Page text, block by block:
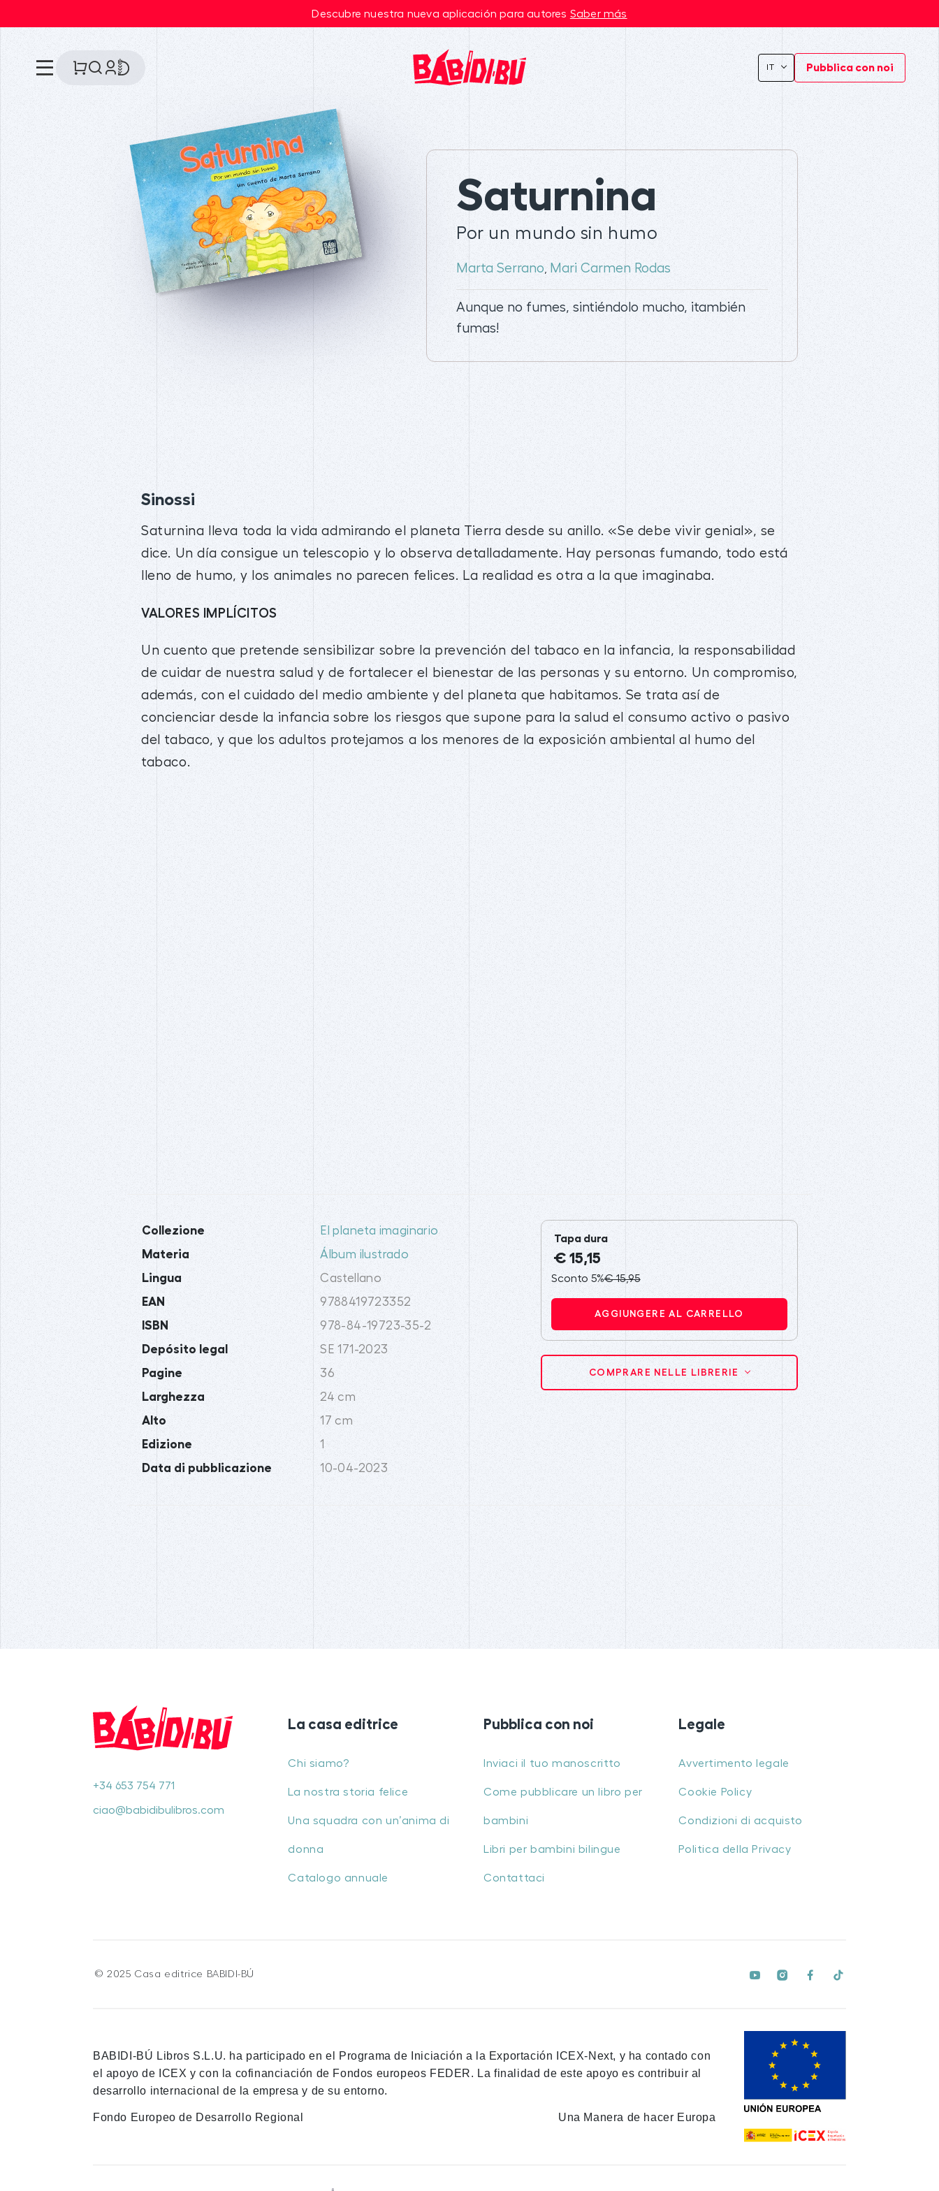
Descubre nuestra nueva aplicación para autores Saber más
IT Pubblica con noi
Saturnina
Por un mundo sin humo
Marta Serrano Mari Carmen Rodas
Aunque no fumes, sintiéndolo mucho, ¡también
fumas!
Sinossi
Saturnina lleva toda la vida admirando el planeta Tierra desde su anillo. «Se debe vivir genial», se
dice. Un día consigue un telescopio y lo observa detalladamente. Hay personas fumando, todo está
lleno de humo, y los animales no parecen felices. La realidad es otra a la que imaginaba.
VALORES IMPLÍCITOS
Un cuento que pretende sensibilizar sobre la prevención del tabaco en la infancia, la responsabilidad
de cuidar de nuestra salud y de fortalecer el bienestar de las personas y su entorno. Un compromiso,
además, con el cuidado del medio ambiente y del planeta que habitamos. Se trata así de
concienciar desde la infancia sobre los riesgos que supone para la salud el consumo activo o pasivo
del tabaco, y que los adultos protejamos a los menores de la exposición ambiental al humo del
tabaco.
Collezione El planeta imaginario
Materia Álbum ilustrado
Lingua Castellano
EAN 9788419723352
ISBN 978-84-19723-35-2
Depósito legal SE 171-2023
Pagine 36
Larghezza 24 cm
Alto 17 cm
Edizione 1
Data di pubblicazione 10-04-2023
Tapa dura
€ 15,15
Sconto 5%€ 15,95
AGGIUNGERE AL CARRELLO
COMPRARE NELLE LIBRERIE
+34 653 754 771
ciao@babidibulibros.com
La casa editrice
Chi siamo?
La nostra storia felice
Una squadra con un’anima di
donna
Catalogo annuale
Pubblica con noi
Inviaci il tuo manoscritto
Come pubblicare un libro per
bambini
Libri per bambini bilingue
Contattaci
Legale
Avvertimento legale
Cookie Policy
Condizioni di acquisto
Politica della Privacy
© 2025 Casa editrice BABIDI-BÚ
BABIDI-BÚ Libros S.L.U. ha participado en el Programa de Iniciación a la Exportación ICEX-Next, y ha contado con
el apoyo de ICEX y con la cofinanciación de Fondos europeos FEDER. La finalidad de este apoyo es contribuir al
desarrollo internacional de la empresa y de su entorno.
Fondo Europeo de Desarrollo Regional Una Manera de hacer Europa